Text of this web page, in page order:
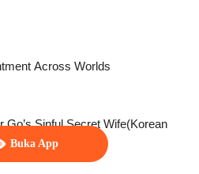
Buka App
Across Worlds
Go’s Sinful Secret Wife(Korean